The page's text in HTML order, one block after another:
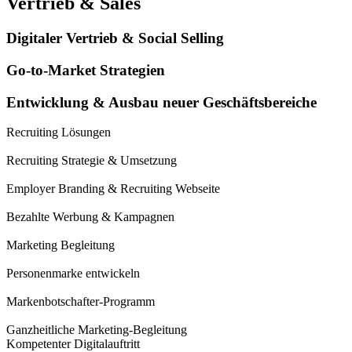
Digitaler Vertrieb & Social Selling
Go-to-Market Strategien
Entwicklung & Ausbau neuer Geschäftsbereiche
Recruiting Lösungen
Recruiting Strategie & Umsetzung
Employer Branding & Recruiting Webseite
Bezahlte Werbung & Kampagnen
Marketing Begleitung
Personenmarke entwickeln
Markenbotschafter-Programm​
Ganzheitliche Marketing-Begleitung
Kompetenter Digitalauftritt